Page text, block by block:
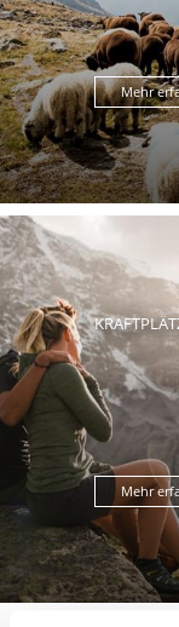
Mehr
Mehr